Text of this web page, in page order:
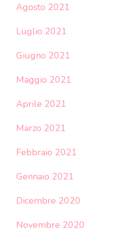
Agosto 2021
Luglio 2021
Giugno 2021
Maggio 2021
Aprile 2021
Marzo 2021
Febbraio 2021
Gennaio 2021
Dicembre 2020
Novembre 2020